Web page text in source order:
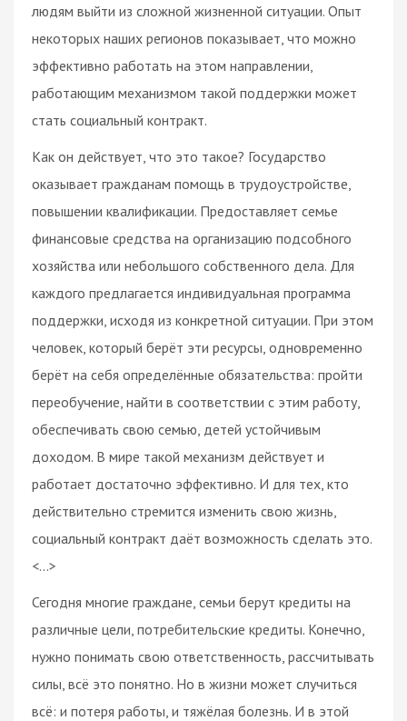
людям выйти из сложной жизненной ситуации. Опыт
некоторых наших регионов показывает, что можно
эффективно работать на этом направлении,
работающим механизмом такой поддержки может
стать социальный контракт.
Как он действует, что это такое? Государство
оказывает гражданам помощь в трудоустройстве,
повышении квалификации. Предоставляет семье
финансовые средства на организацию подсобного
хозяйства или небольшого собственного дела. Для
каждого предлагается индивидуальная программа
поддержки, исходя из конкретной ситуации. При этом
человек, который берёт эти ресурсы, одновременно
берёт на себя определённые обязательства: пройти
переобучение, найти в соответствии с этим работу,
обеспечивать свою семью, детей устойчивым
доходом. В мире такой механизм действует и
работает достаточно эффективно. И для тех, кто
действительно стремится изменить свою жизнь,
социальный контракт даёт возможность сделать это.
<...>
Сегодня многие граждане, семьи берут кредиты на
различные цели, потребительские кредиты. Конечно,
нужно понимать свою ответственность, рассчитывать
силы, всё это понятно. Но в жизни может случиться
всё: и потеря работы, и тяжёлая болезнь. И в этой